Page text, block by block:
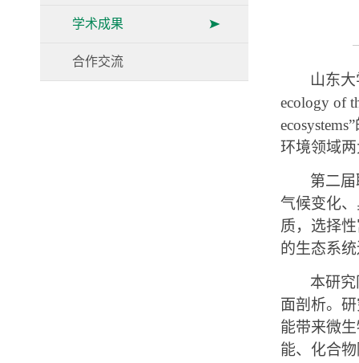
学术成果
合作交流
山东
ecology of
ecosystems”
环境领域
第二
气候变化
质，选择
的生态系
本研
面剖析。
能带来微
能、化合